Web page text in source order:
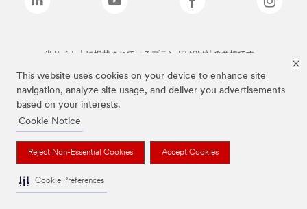
This website uses cookies on your device to enhance site
navigation, analyze site usage, and deliver you advertisements
based on your interests.
Cookie Notice
Reject Non-Essential Cookies Accept Cookies
Cookie Preferences
当サイト上に掲載されているブランドは3M社の商標です。